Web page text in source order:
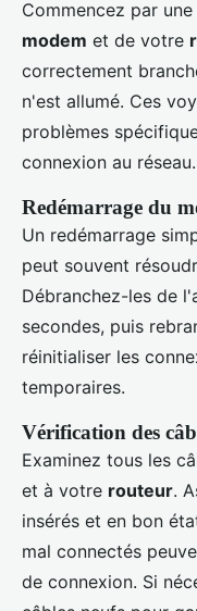
Commencez par
modem et de votre
correctement
n'est allumé. Ces
problèmes
connexion au réseau.
Redémarrage du
Un redémarrage
peut souvent
Débranchez-les de
secondes, puis
réinitialiser les
temporaires.
Vérification des
Examinez tous les
et à votre routeur.
insérés et en bon
mal connectés
de connexion. Si